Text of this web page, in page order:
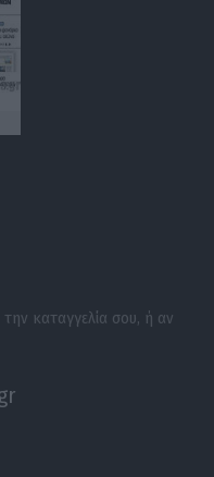
καταγγελία σου, ή αν